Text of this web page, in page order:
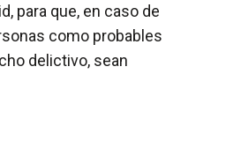
para que, en caso de
como probables
delictivo, sean